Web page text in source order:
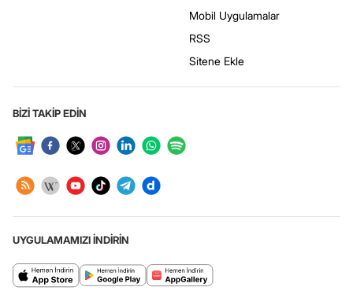
Mobil Uygulamalar
RSS
Sitene Ekle
BİZİ TAKİP EDİN
UYGULAMAMIZI İNDİRİN